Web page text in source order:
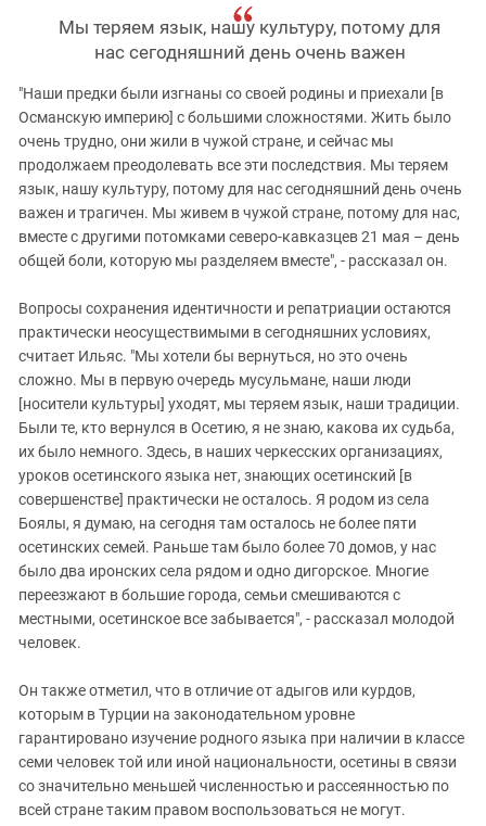
Мы теряем язык, нашу культуру, потому для
нас сегодняшний день очень важен
"Наши предки были изгнаны со своей родины и приехали [в
Османскую империю] с большими сложностями. Жить было
очень трудно, они жили в чужой стране, и сейчас мы
продолжаем преодолевать все эти последствия. Мы теряем
язык, нашу культуру, потому для нас сегодняшний день очень
важен и трагичен. Мы живем в чужой стране, потому для нас,
вместе с другими потомками северо-кавказцев 21 мая – день
общей боли, которую мы разделяем вместе", - рассказал он.
Вопросы сохранения идентичности и репатриации остаются
практически неосуществимыми в сегодняшних условиях,
считает Ильяс. "Мы хотели бы вернуться, но это очень
сложно. Мы в первую очередь мусульмане, наши люди
[носители культуры] уходят, мы теряем язык, наши традиции.
Были те, кто вернулся в Осетию, я не знаю, какова их судьба,
их было немного. Здесь, в наших черкесских организациях,
уроков осетинского языка нет, знающих осетинский [в
совершенстве] практически не осталось. Я родом из села
Боялы, я думаю, на сегодня там осталось не более пяти
осетинских семей. Раньше там было более 70 домов, у нас
было два иронских села рядом и одно дигорское. Многие
переезжают в большие города, семьи смешиваются с
местными, осетинское все забывается", - рассказал молодой
человек.
Он также отметил, что в отличие от адыгов или курдов,
которым в Турции на законодательном уровне
гарантировано изучение родного языка при наличии в классе
семи человек той или иной национальности, осетины в связи
со значительно меньшей численностью и рассеянностью по
всей стране таким правом воспользоваться не могут.